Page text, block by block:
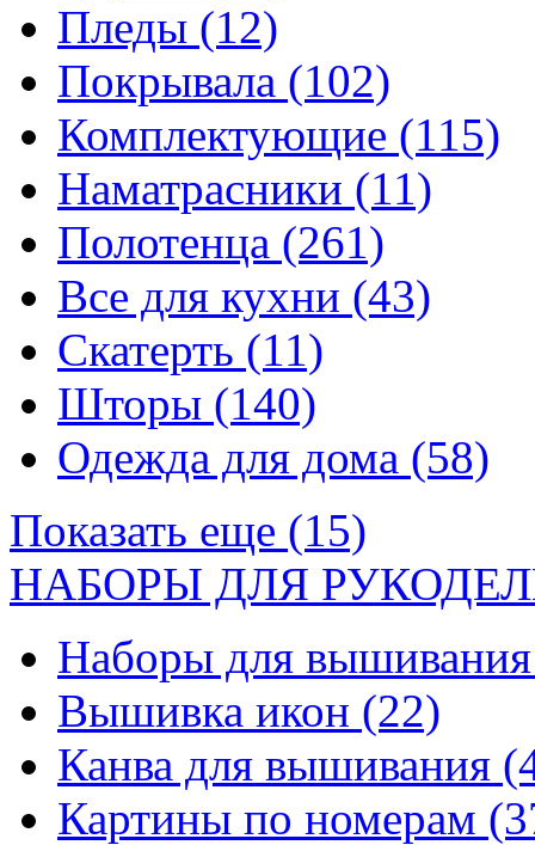
Пледы (12)
Покрывала (102)
Комплектующие (115)
Наматрасники (11)
Полотенца (261)
Все для кухни (43)
Скатерть (11)
Шторы (140)
Одежда для дома (58)
Показать еще (15)
НАБОРЫ ДЛЯ
Наборы для
Вышивка икон (22)
Канва для вышивания
Картины по номерам